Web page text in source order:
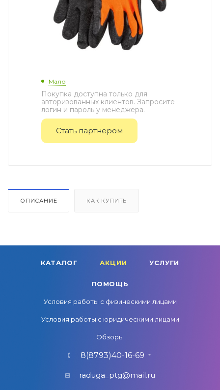
Мало
Покупка доступна только для
авторизованных клиентов. Запросите
логин и пароль у менеджера.
Стать партнером
ОПИСАНИЕ КАК КУПИТЬ
КАТАЛОГ АКЦИИ УСЛУГИ
ПОМОЩЬ
Условия работы с физическими лицами
Условия работы с юридическими лицами
Обзоры
8(8793)40-16-69
raduga_ptg@mail.ru